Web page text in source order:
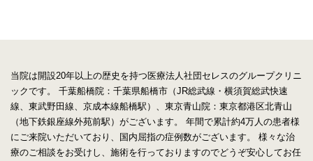
当院は開設20年以上の歴史を持つ医療法人社団セレスのグループクリニ
ックです。
千葉船橋院：千葉県船橋市（JR総武線・横須賀総武快速
線、東武野田線、京成本線船橋駅）、東京青山院：東京都港区北青山
（地下鉄銀座線外苑前駅）がございます。
年間で累計約4万人の患者様
にご来院いただいており、国内屈指の症例数がございます。
様々な治
療のご相談をお受けし、施術を行っておりますのでどうぞ安心してお任